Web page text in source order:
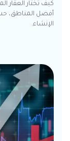
أفضل المناطق،
الإنشاء.